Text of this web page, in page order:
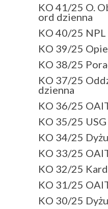
KO 41/25 O.
ord dzienna
KO 40/25 NPL
KO 39/25
KO 38/25
KO 37/25
dzienna
KO 36/25
KO 35/25 USG
KO 34/25
KO 33/25
KO 32/25
KO 31/25
KO 30/25